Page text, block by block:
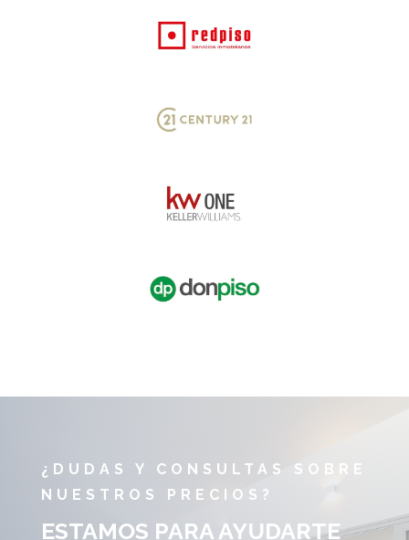
¿DUDAS Y CONSULTAS SOBRE
NUESTROS PRECIOS?
ESTAMOS PARA AYUDARTE